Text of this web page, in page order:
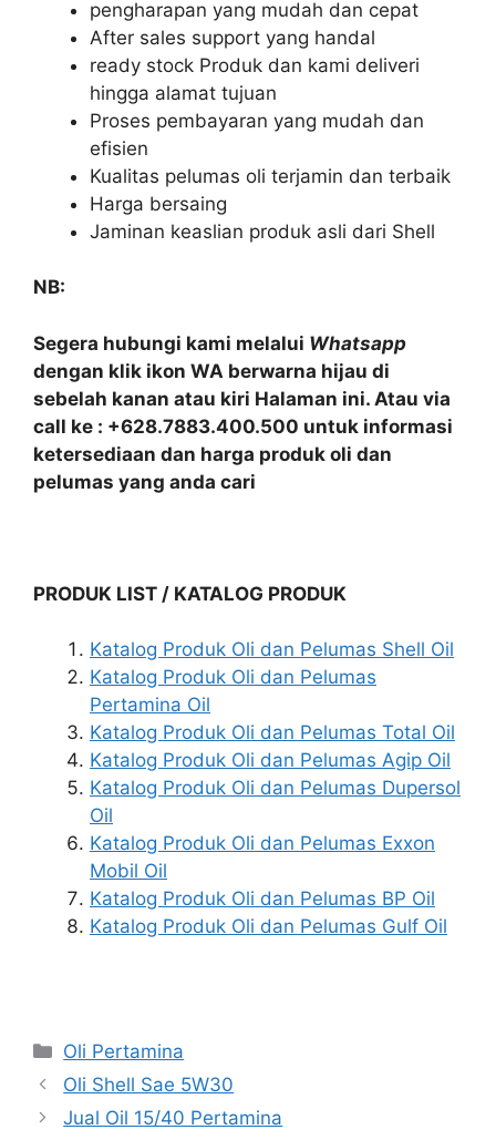
pengharapan yang mudah dan cepat
After sales support yang handal
ready stock Produk dan kami deliveri
hingga alamat tujuan
Proses pembayaran yang mudah dan
efisien
Kualitas pelumas oli terjamin dan terbaik
Harga bersaing
Jaminan keaslian produk asli dari Shell
NB:
Segera hubungi kami melalui Whatsapp
dengan klik ikon WA berwarna hijau di
sebelah kanan atau kiri Halaman ini. Atau via
call ke : +628.7883.400.500 untuk informasi
ketersediaan dan harga produk oli dan
pelumas yang anda cari
PRODUK LIST / KATALOG PRODUK
Katalog Produk Oli dan Pelumas Shell Oil
Katalog Produk Oli dan Pelumas
Pertamina Oil
Katalog Produk Oli dan Pelumas Total Oil
Katalog Produk Oli dan Pelumas Agip Oil
Katalog Produk Oli dan Pelumas Dupersol
Oil
Katalog Produk Oli dan Pelumas Exxon
Mobil Oil
Katalog Produk Oli dan Pelumas BP Oil
Katalog Produk Oli dan Pelumas Gulf Oil
Oli Pertamina
Oli Shell Sae 5W30
Jual Oil 15/40 Pertamina